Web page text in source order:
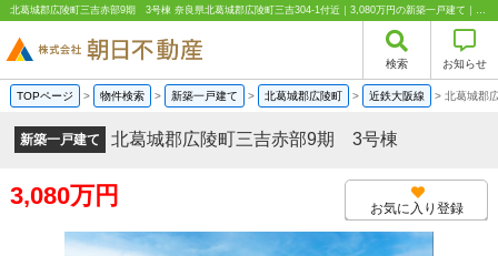
北葛城郡広陵町三吉赤部9期 3号棟 奈良県北葛城郡広陵町三吉304-1付近｜3,080万円の新築一戸建て｜分譲住宅や新築物件｜株式会社朝日不動産
検索 お知らせ
TOPページ > 物件検索 > 新築一戸建て > 北葛城郡広陵町 > 近鉄大阪線 > 北葛城郡
新築一戸建て 北葛城郡広陵町三吉赤部9期 3号棟
3,080万円 お気に入り登録